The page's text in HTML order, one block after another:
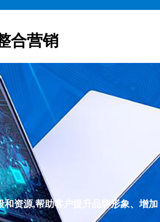
合营销
资源,帮助客户提升品牌形象、增加